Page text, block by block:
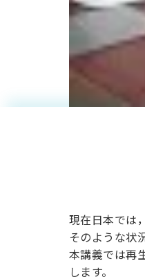
再
エ
ー
気
出
現在日本では
そのような状
本講義では再
します。